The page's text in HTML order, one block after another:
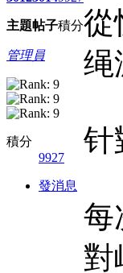
主題帖子積分
管理員
積分
9927
發消息
從
绳
针
每
對